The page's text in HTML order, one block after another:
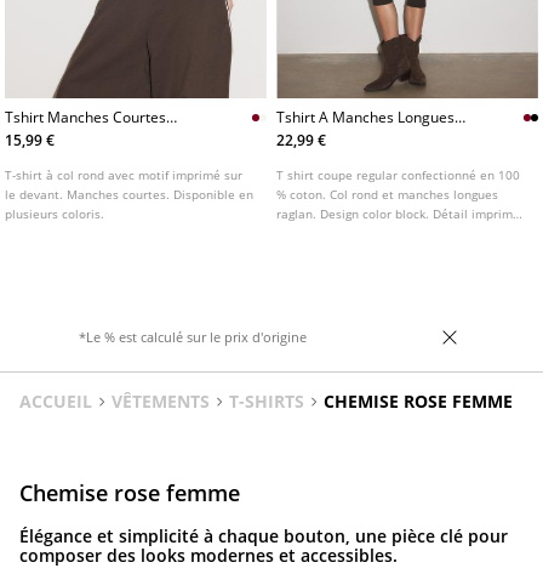
Tshirt Manches Courtes
Imprime
15,99 €
T-shirt à col rond avec motif imprimé sur
le devant. Manches courtes. Disponible en
plusieurs coloris.
Tshirt A Manches Longues
Raglan Imprime
22,99 €
T shirt coupe regular confectionné en 100
% coton. Col rond et manches longues
raglan. Design color block. Détail imprimé
*Le % est calculé sur le prix d'origine
ACCUEIL VÊTEMENTS T-SHIRTS CHEMISE ROSE FEMME
Chemise rose femme
Élégance et simplicité à chaque bouton, une pièce clé pour
composer des looks modernes et accessibles.